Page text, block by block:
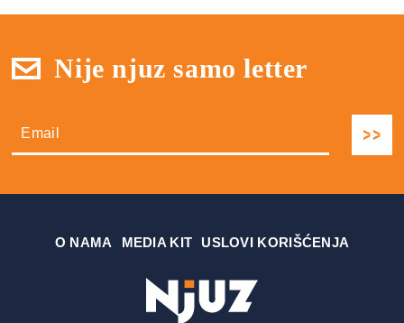
Nije njuz samo letter
О NAMA MEDIA KIT USLOVI KORIŠĆENJA